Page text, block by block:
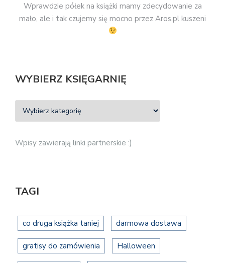
Wprawdzie półek na książki mamy zdecydowanie za
mało, ale i tak czujemy się mocno przez Aros.pl kuszeni
WYBIERZ KSIĘGARNIĘ
Wpisy zawierają linki partnerskie :)
TAGI
co druga książka taniej darmowa dostawa
gratisy do zamówienia Halloween